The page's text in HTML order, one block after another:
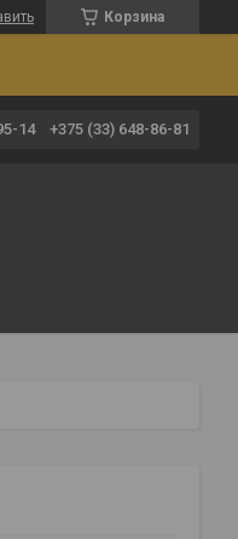
Корзина
14 +375 (33) 648-86-81